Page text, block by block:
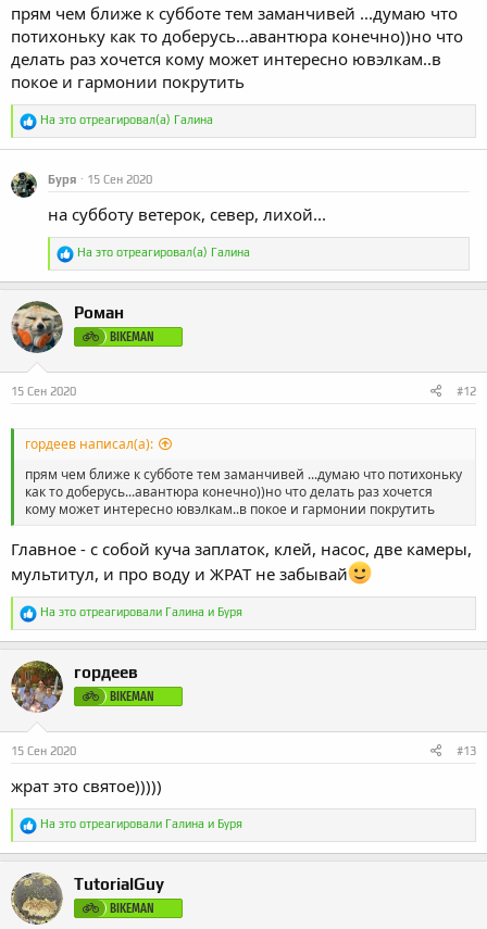
прям чем ближе к субботе тем заманчивей ...думаю что
потихоньку как то доберусь...авантюра конечно))но что
делать раз хочется кому может интересно ювэлкам..в
покое и гармонии покрутить
Р
а
На это отреагировал(а) Галина
Буря 15 Сен 2020
на субботу ветерок, север, лихой...
Р
а
ц
и
На это отреагировал(а) Галина
Роман
BIKEMAN
15 Сен 2020 #12
гордеев написал(а):
прям чем ближе к субботе тем заманчивей ...думаю что потихоньку
как то доберусь...авантюра конечно))но что делать раз хочется
кому может интересно ювэлкам..в покое и гармонии покрутить
Главное - с собой куча заплаток, клей, насос, две камеры,
мультитул, и про воду и ЖРАТ не забывай
Р
а
к
ц
и
и
:
На это отреагировали Галина и Буря
гордеев
BIKEMAN
15 Сен 2020 #13
жрат это святое)))))
Р
а
к
ц
и
и
На это отреагировали Галина и Буря
TutorialGuy
BIKEMAN